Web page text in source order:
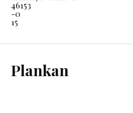
46153
-0
15
Plankan